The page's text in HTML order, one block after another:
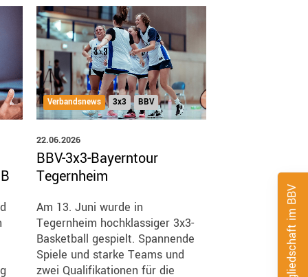
Verbandsnews 3x3 BBV
22.06.2026
BBV-3x3-Bayerntour
Tegernheim
Am 13. Juni wurde in
Tegernheim hochklassiger 3x3-
Basketball gespielt. Spannende
Spiele und starke Teams und
zwei Qualifikationen für die
2026 –
Das größte
Deutschlands
Basketball-
Beats N
Mitgliedschaft im BBV